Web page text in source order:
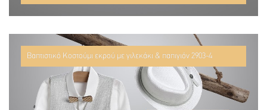
Βαπτιστικό Κοστούμι εκρού με γιλεκάκι & παπιγιόν 2903-4